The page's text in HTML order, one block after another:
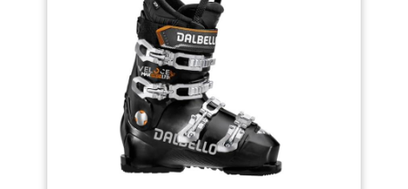
transmission de la force.
Caractéristiques : Smart
Frame | Hi-top tech |
Duo flex | Easy entry
shell design |
Stiffer/softer flex
adjustment | Single
canting | Foam Wedge |
Chausson intérieur :